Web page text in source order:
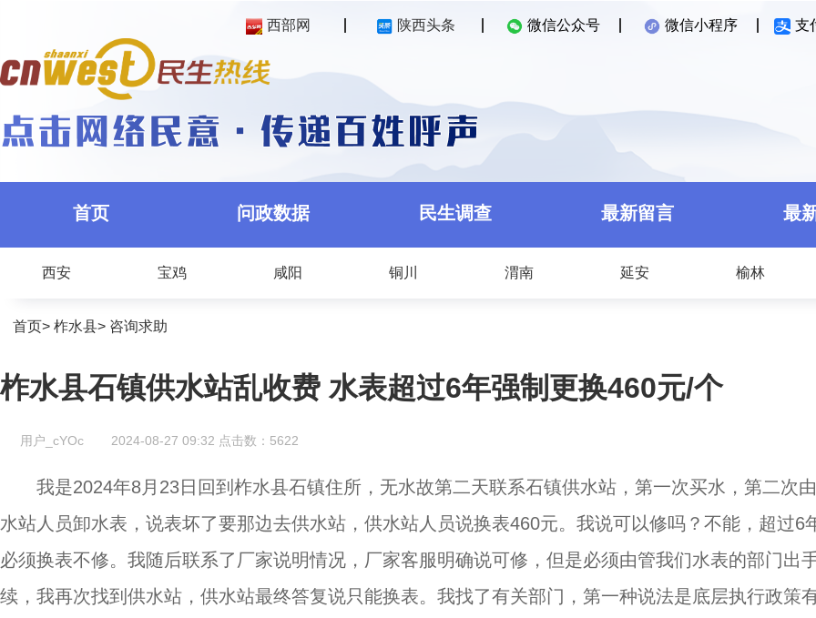
西部网 陕西头条 微信公众号 微信小程序 支
首页 问政数据 民生调查 最新留言 最
西安 宝鸡 咸阳 铜川 渭南 延安 榆林
首页> 柞水县> 咨询求助
柞水县石镇供水站乱收费 水表超过6年强制更换460元/个
用户_cYOc 2024-08-27 09:32 点击数： 5622
我是2024年8月23日回到柞水县石镇住所，无水故第二天联系石镇供水站，第一次买水，第二次
水站人员卸水表，说表坏了要那边去供水站，供水站人员说换表460元。我说可以修吗？不能，超过6
必须换表不修。我随后联系了厂家说明情况，厂家客服明确说可修，但是必须由管我们水表的部门出
续，我再次找到供水站，供水站最终答复说只能换表。我找了有关部门，第一种说法是底层执行政策